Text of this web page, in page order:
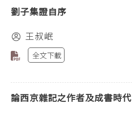
劉子集證自序
王叔岷
全文下載
論西京雜記之作者及成書時代